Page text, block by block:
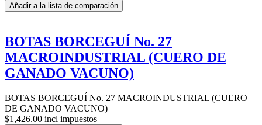
Añadir a la lista de comparación
BOTAS BORCEGUÍ No. 27
MACROINDUSTRIAL (CUERO DE
GANADO VACUNO)
BOTAS BORCEGUÍ No. 27 MACROINDUSTRIAL (CUERO
DE GANADO VACUNO)
$1,426.00 incl impuestos